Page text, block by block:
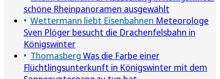
schöne Rheinpanoramen ausgewählt
Wettermann liebt Eisenbahnen Meteorologe
Sven Plöger besucht die Drachenfelsbahn in
Königswinter
Thomasberg Was die Farbe einer
Flüchtlingsunterkunft in Königswinter mit dem